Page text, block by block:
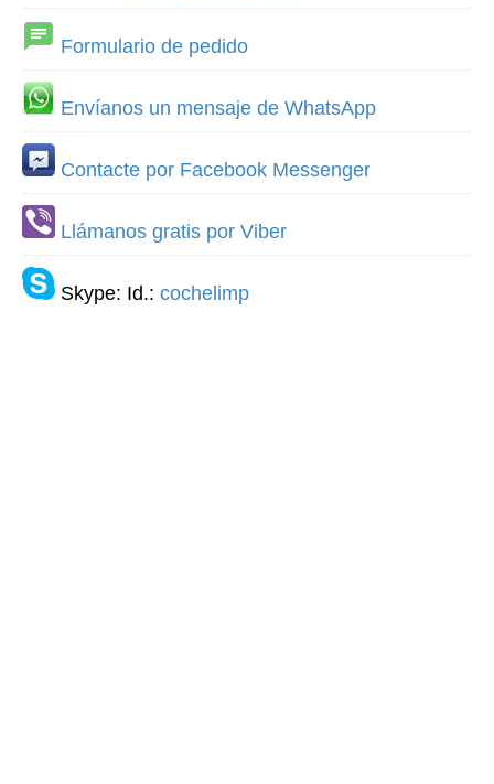
Formulario de pedido
Envíanos un mensaje de WhatsApp
Contacte por Facebook Messenger
Llámanos gratis por Viber
Skype: Id.: cochelimp